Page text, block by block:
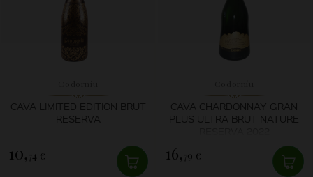
CAVA LIMITED EDITION BRUT
RESERVA
10,74 €
CAVA CHARDONNAY GRAN
PLUS ULTRA BRUT NATURE
16,79 €